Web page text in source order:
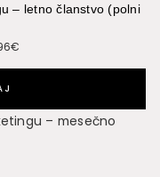
– letno članstvo (polni